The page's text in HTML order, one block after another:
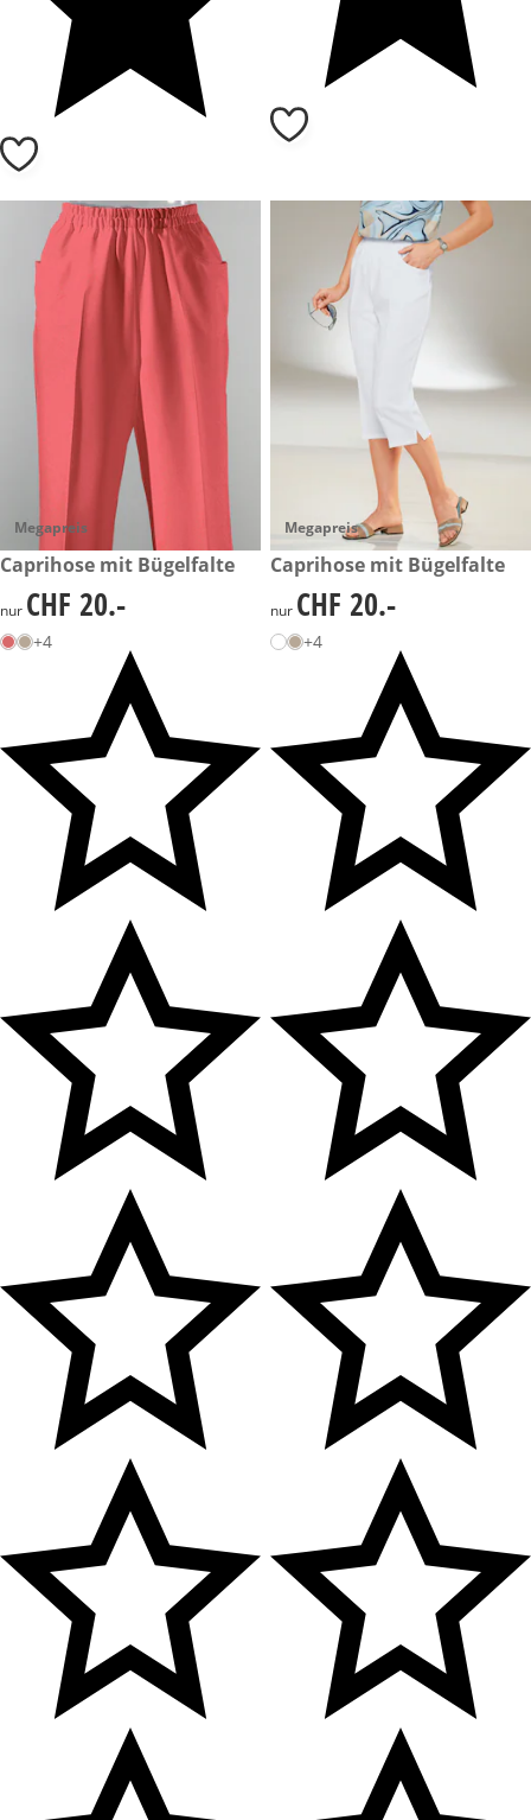
Megapreis
CHF 20.-
Caprihose mit Bügelfalte
CHF 20.-
nur CHF 20.-
+4
Megapreis
CHF 20.-
Caprihose mit Bügelfalte
CHF 20.-
nur CHF 20.-
+4